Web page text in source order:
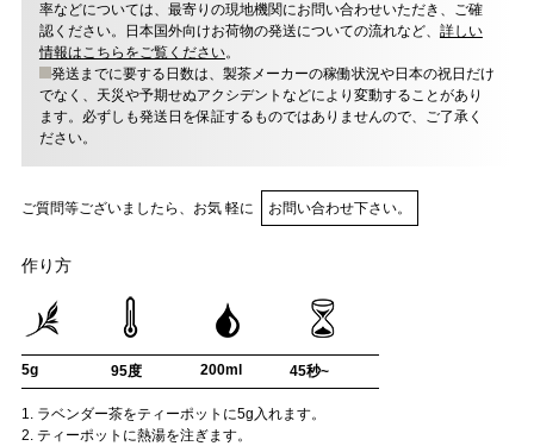
率などについては、最寄りの現地機関にお問い合わせいただき、ご確
認ください。日本国外向けお荷物の発送についての流れなど、 詳しい
情報はこちらをご覧ください。
発送までに要する日数は、製茶メーカーの稼働状況や日本の祝日だけ
でなく、天災や予期せぬアクシデントなどにより変動することがあり
ます。必ずしも発送日を保証するものではありませんので、ご了承く
ださい。
ご質問等ございましたら、お気 軽に お問い合わせ下さい。
作り方
5g 95度 200ml 45秒~
1. ラベンダー茶をティーポットに5g入れます。
2. ティーポットに熱湯を注ぎます。